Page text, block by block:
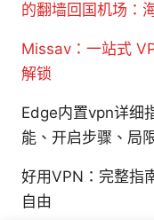
的翻墙回国机场：
Missav：一站式
解锁
Edge内置vpn详细
能、开启步骤、局
好用VPN：完整指
自由